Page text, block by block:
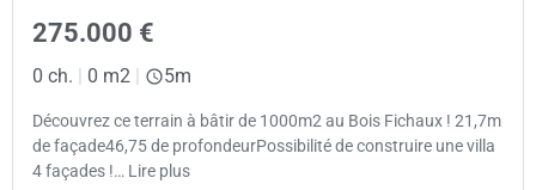
275.000 €
0 ch. 0 m2 5m
Découvrez ce terrain à bâtir de 1000m2 au Bois Fichaux ! 21,7m
de façade46,75 de profondeurPossibilité de construire une villa
4 façades !… Lire plus